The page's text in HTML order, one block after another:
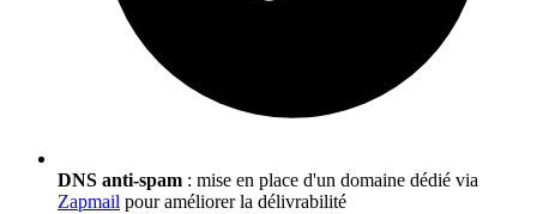
DNS anti-spam : mise en place d'un domaine dédié via
Zapmail pour améliorer la délivrabilité